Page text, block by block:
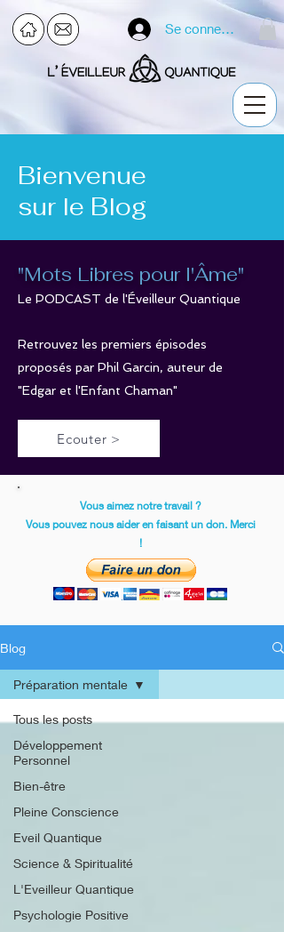
Se connecter
Bienvenue
sur le Blog
"Mots Libres pour l'Âme"
Le PODCAST de l'Éveilleur Quantique
Retrouvez les premiers épisodes
proposés par Phil Garcin, auteur de
"Edgar et l'Enfant Chaman"
Ecouter >
Vous aimez notre travail ?
Vous pouvez nous aider en faisant un don. Merci
!
Blog
Tous les posts
Développement
Personnel
Bien-être
Pleine Conscience
Eveil Quantique
Science & Spiritualité
L'Eveilleur Quantique
Psychologie Positive
Préparation mentale